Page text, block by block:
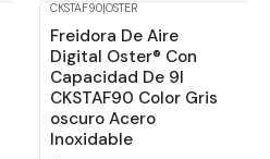
-42%
Dcto.
No disponible
CKSTAF90 OSTER
Freidora De Aire
Digital Oster® Con
Capacidad De 9l
CKSTAF90 Color Gris
oscuro Acero
Inoxidable